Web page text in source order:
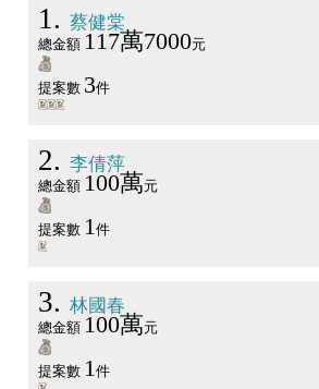
1 蔡健棠
總金額 117萬7000元
提案數 3件
2 李倩萍
總金額 100萬元
提案數 1 件
3 林國春
總金額 100萬元
提案數 1 件